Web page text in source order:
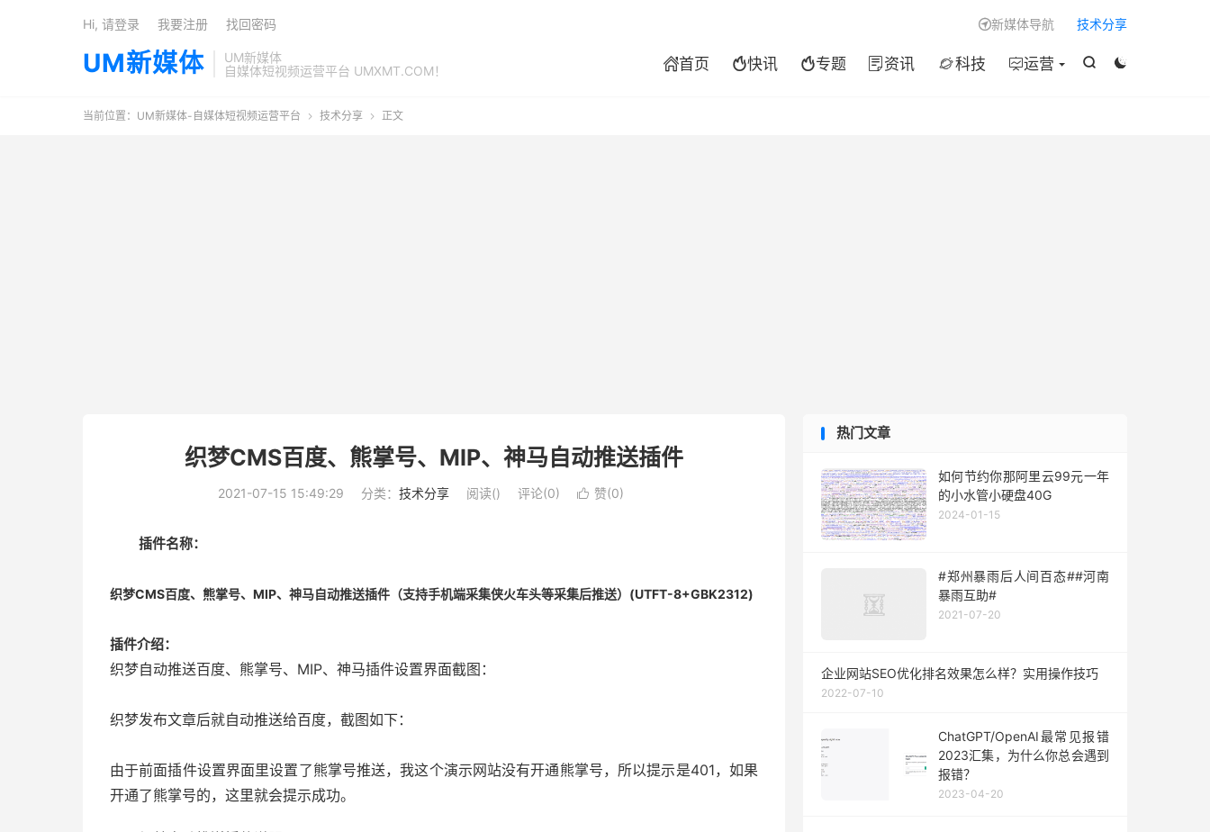
UM新媒体
UM新媒体
自媒体短视频运营平台 UMXMT.COM！


首页 快讯 专题 资讯 科技 运营
新媒体导航 技术分享
Hi, 请登录 我要注册 找回密码
当前位置： UM新媒体-自媒体短视频运营平台  技术分享  正文
织梦CMS百度、熊掌号、MIP、神马自动推送插件
2021-07-15 15:49:29 分类： 技术分享 阅读() 评论(0)  赞(0)
插件名称：
织梦CMS百度、熊掌号、MIP、神马自动推送插件（支持手机端采集侠火车头等采集后推送）(UTFT-8+GBK2312)
插件介绍：
织梦自动推送百度、熊掌号、MIP、神马插件设置界面截图：
织梦发布文章后就自动推送给百度，截图如下：
由于前面插件设置界面里设置了熊掌号推送，我这个演示网站没有开通熊掌号，所以提示是401，如果
开通了熊掌号的，这里就会提示成功。
热门文章
如何节约你那阿里云99元一年
的小水管小硬盘40G
2024-01-15
#郑州暴雨后人间百态##河南
暴雨互助#
2021-07-20
企业网站SEO优化排名效果怎么样？实用操作技巧
2022-07-10
ChatGPT/OpenAI最常见报错
2023汇集，为什么你总会遇到
报错？
2023-04-20